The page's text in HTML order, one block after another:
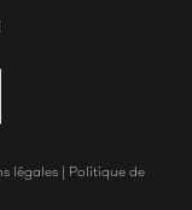
légales | Politique de